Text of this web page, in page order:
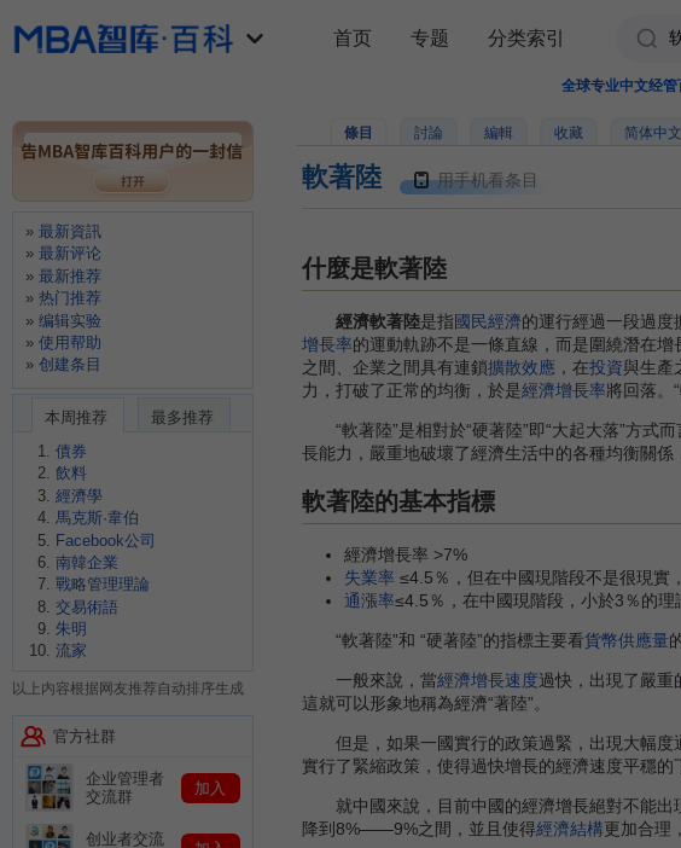
全球专业中文经管
條目 討論 編輯 收藏 简体中文
軟著陸 用手机看条目
什麼是軟著陸
經濟軟著陸是指國民經濟的運行經過一段過度
增長率的運動軌跡不是一條直線，而是圍繞潛在
之間、企業之間具有連鎖擴散效應 ，在投資與生產
力，打破了正常的均衡，於是經濟增長率將回落。
“軟著陸”是相對於“硬著陸”即“大起大落”方式而
長能力，嚴重地破壞了經濟生活中的各種均衡關係
軟著陸的基本指標
經濟增長率 >7%
失業率 ≤4.5％，但在中國現階段不是很現實
通漲率≤4.5％，在中國現階段，小於3％的理
“軟著陸”和 “硬著陸”的指標主要看貨幣供應量
一般來說，當經濟增長速度過快，出現了嚴重
這就可以形象地稱為經濟“著陸”。
但是，如果一國實行的政策過緊，出現大幅度
實行了緊縮政策，使得過快增長的經濟速度平穩
就中國來說，目前中國的經濟增長絕對不能出
降到8%——9%之間，並且使得經濟結構更加合理
首页 专题 分类索引
最新資訊
最新评论
最新推荐
热门推荐
编辑实验
使用帮助
创建条目
本周推荐
最多推荐
債券
飲料
經濟學
馬克斯·韋伯
Facebook公司
南韓企業
戰略管理理論
交易術語
朱明
流家
以上内容根据网友推荐自动排序生成
官方社群
企业管理者
交流群
加入
创业者交流